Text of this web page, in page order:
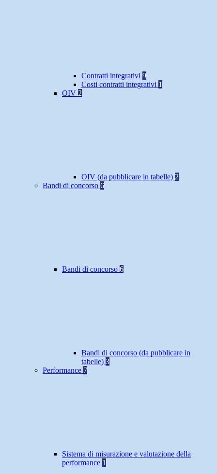
Contratti integrativi 9
Costi contratti integrativi 1
OIV 2
OIV (da pubblicare in tabelle) 2
Bandi di concorso 6
Bandi di concorso 6
Bandi di concorso (da pubblicare in
tabelle) 3
Performance 7
Sistema di misurazione e valutazione della
performance 1